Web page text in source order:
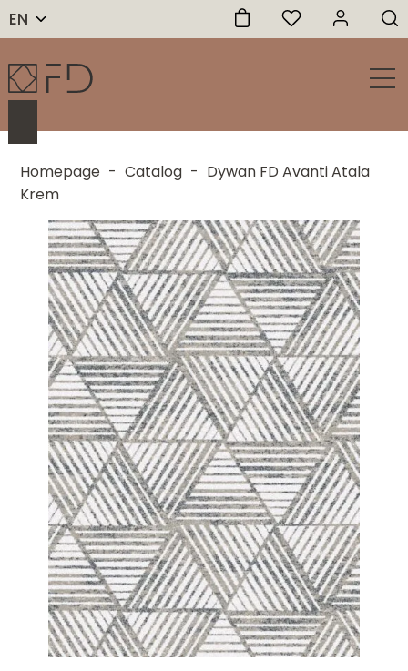
EN
Homepage - Catalog - Dywan FD Avanti Atala
Krem